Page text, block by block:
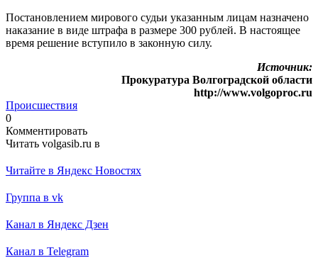
Постановлением мирового судьи указанным лицам назначено
наказание в виде штрафа в размере 300 рублей. В настоящее
время решение вступило в законную силу.
Источник:
Прокуратура Волгоградской области
http://www.volgoproc.ru
Происшествия
0
Комментировать
Читать volgasib.ru в
Читайте в Яндекс Новостях
Группа в vk
Канал в Яндекс Дзен
Канал в Telegram